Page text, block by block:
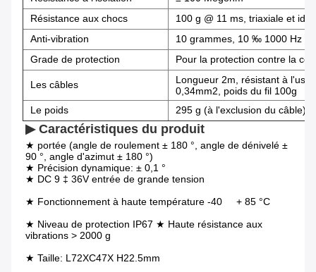
Résistance aux chocs
100 g @ 11 ms, triaxiale et
Anti-vibration
10 grammes, 10 ‰ 1000 Hz
Grade de protection
Pour la protection contre la
Les câbles
Longueur 2m, résistant à
0,34mm2, poids du fil 100g
Le poids
295 g (à l'exclusion du câble)
▶ Caractéristiques du produit
★ portée (angle de roulement ± 180 °, angle de dénivelé ±
90 °, angle d'azimut ± 180 °)
★ Précision dynamique: ± 0,1 °
★ DC 9 ‡ 36V entrée de grande tension
★ Fonctionnement à haute température -40     + 85 °C
★ Niveau de protection IP67 ★ Haute résistance aux
vibrations > 2000 g
★ Taille: L72XC47X H22.5mm